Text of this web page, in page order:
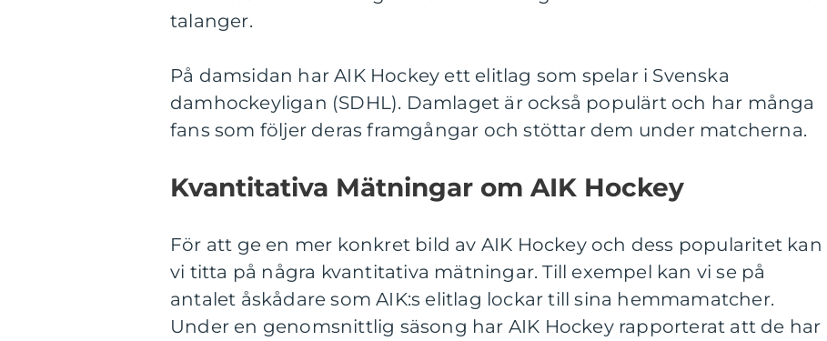
talanger.
På damsidan har AIK Hockey ett elitlag som spelar i Svenska
damhockeyligan (SDHL). Damlaget är också populärt och har många
fans som följer deras framgångar och stöttar dem under matcherna.
Kvantitativa Mätningar om AIK Hockey
För att ge en mer konkret bild av AIK Hockey och dess popularitet kan
vi titta på några kvantitativa mätningar. Till exempel kan vi se på
antalet åskådare som AIK:s elitlag lockar till sina hemmamatcher.
Under en genomsnittlig säsong har AIK Hockey rapporterat att de har